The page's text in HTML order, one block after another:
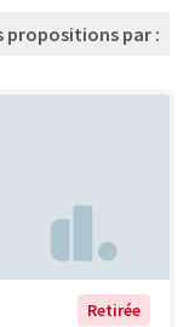
propositions par :
Retirée